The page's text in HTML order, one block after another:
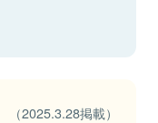
（2025.3.28掲載）